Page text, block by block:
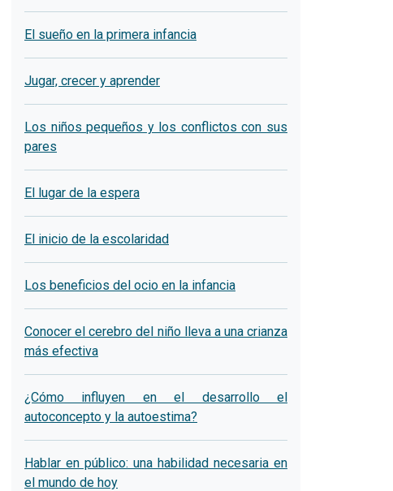
El sueño en la primera infancia
Jugar, crecer y aprender
Los niños pequeños y los conflictos con sus
pares
El lugar de la espera
El inicio de la escolaridad
Los beneficios del ocio en la infancia
Conocer el cerebro del niño lleva a una crianza
más efectiva
¿Cómo influyen en el desarrollo el
autoconcepto y la autoestima?
Hablar en público: una habilidad necesaria en
el mundo de hoy